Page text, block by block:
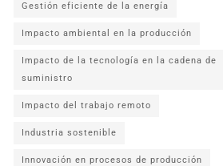
Gestión eficiente de la energía
Impacto ambiental en la producción
Impacto de la tecnología en la cadena de
suministro
Impacto del trabajo remoto
Industria sostenible
Innovación en procesos de producción